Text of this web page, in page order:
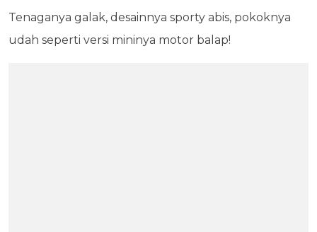
Tenaganya galak, desainnya sporty abis, pokoknya
udah seperti versi mininya motor balap!